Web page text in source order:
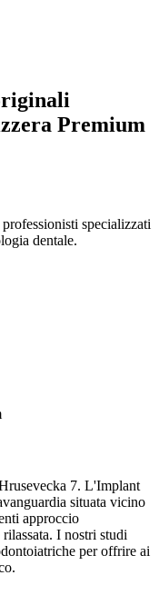
Premium
specializzati
dentale.
7. L'Implant
situata vicino
approccio
I nostri studi
per offrire ai